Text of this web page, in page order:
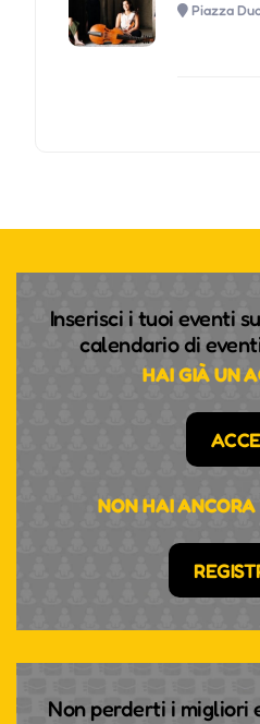
Piazza
Inserisci i tuoi eventi
calendario di
HAI GIÀ UN
NON HAI
Non perderti i migliori